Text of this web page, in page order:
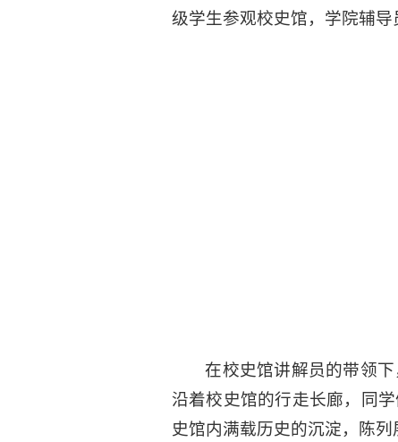
级学生参观校史馆，学院辅导
在校史馆讲解员的带领
沿着校史馆的行走长廊，同
史馆内满载历史的沉淀，陈